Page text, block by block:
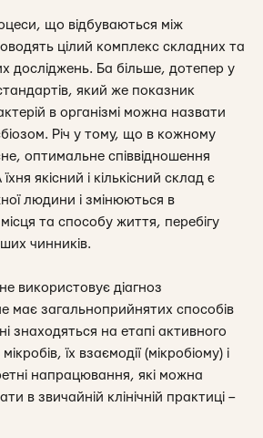
що відбуваються між
цілий комплекс складних та
досліджень. Ба більше, дотепер у
який же показник
в організмі можна назвати
Річ у тому, що в кожному
оптимальне співвідношення
якісний і кількісний склад є
людини і змінюються в
місця та способу життя, перебігу
чинників.
використовує діагноз
має загальноприйнятих способів
знаходяться на етапі активного
їх взаємодії (мікробіому) і
напрацювання, які можна
в звичайній клінічній практиці –